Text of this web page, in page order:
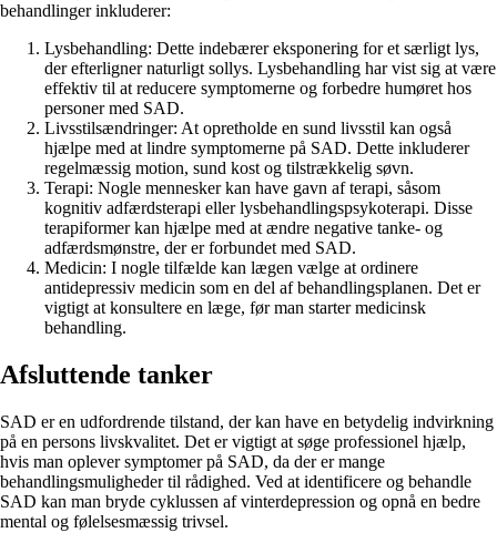
behandlinger inkluderer:
Lysbehandling: Dette indebærer eksponering for et særligt lys,
der efterligner naturligt sollys. Lysbehandling har vist sig at være
effektiv til at reducere symptomerne og forbedre humøret hos
personer med SAD.
Livsstilsændringer: At opretholde en sund livsstil kan også
hjælpe med at lindre symptomerne på SAD. Dette inkluderer
regelmæssig motion, sund kost og tilstrækkelig søvn.
Terapi: Nogle mennesker kan have gavn af terapi, såsom
kognitiv adfærdsterapi eller lysbehandlingspsykoterapi. Disse
terapiformer kan hjælpe med at ændre negative tanke- og
adfærdsmønstre, der er forbundet med SAD.
Medicin: I nogle tilfælde kan lægen vælge at ordinere
antidepressiv medicin som en del af behandlingsplanen. Det er
vigtigt at konsultere en læge, før man starter medicinsk
behandling.
Afsluttende tanker
SAD er en udfordrende tilstand, der kan have en betydelig indvirkning
på en persons livskvalitet. Det er vigtigt at søge professionel hjælp,
hvis man oplever symptomer på SAD, da der er mange
behandlingsmuligheder til rådighed. Ved at identificere og behandle
SAD kan man bryde cyklussen af vinterdepression og opnå en bedre
mental og følelsesmæssig trivsel.